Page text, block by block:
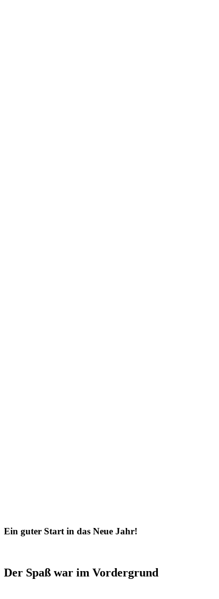
Ein guter Start in das Neue Jahr!
Der Spaß war im Vordergrund